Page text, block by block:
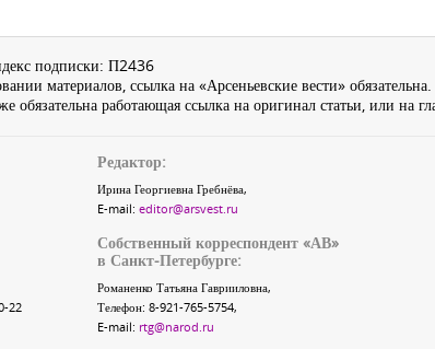
подписки: П2436
материалов, ссылка на «Арсеньевские вести» обязательна.
обязательна работающая ссылка на оригинал статьи, или на
22
Редактор:
Ирина Георгиевна Гребнёва,
E-mail: editor@arsvest.ru
Собственный корреспондент «АВ»
в Санкт-Петербурге:
Романенко Татьяна Гаврииловна,
Телефон: 8-921-765-5754,
E-mail: rtg@narod.ru